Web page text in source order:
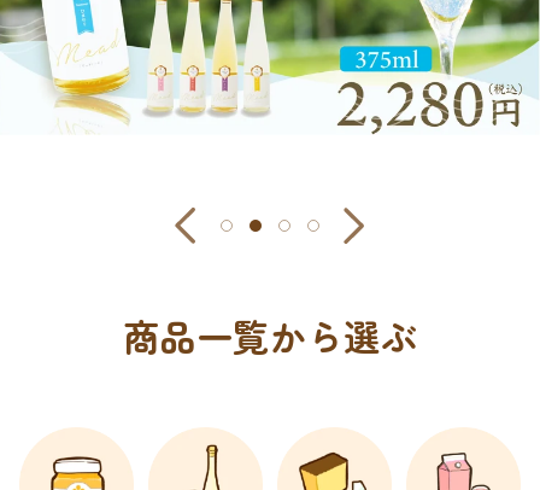
商品一覧から選ぶ